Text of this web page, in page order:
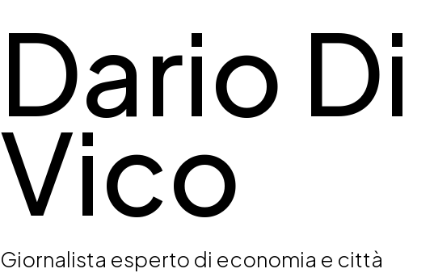
Dario Di
Vico
Giornalista esperto di economia e città